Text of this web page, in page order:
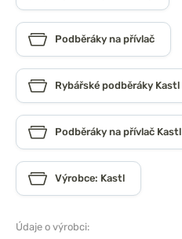
Podběráky na přívlač
Rybářské podběráky Kastl
Podběráky na přívlač Kastl
Výrobce: Kastl
Údaje o výrobci: